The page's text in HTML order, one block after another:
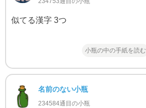
似てる漢字 3つ
小瓶の中の手紙を読む
名前のない小瓶
234584通目の小瓶